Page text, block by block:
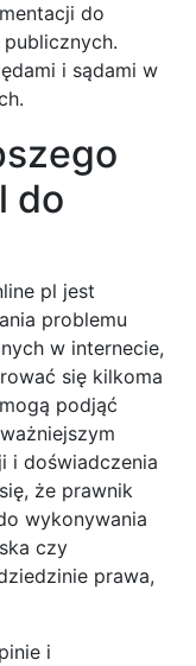
do
i sądami w
do
pl jest
problemu
w internecie,
się kilkoma
podjąć
i doświadczenia
że prawnik
wykonywania
czy
prawa,
i